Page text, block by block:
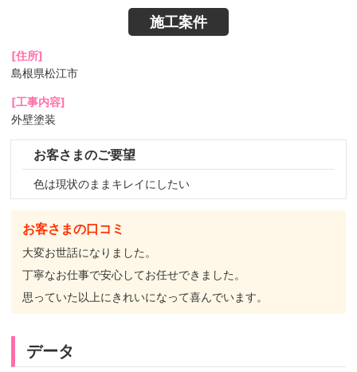
施工案件
[住所]
島根県松江市
[工事内容]
外壁塗装
お客さまのご要望
色は現状のままキレイにしたい
お客さまの口コミ
大変お世話になりました。
丁寧なお仕事で安心してお任せできました。
思っていた以上にきれいになって喜んでいます。
データ